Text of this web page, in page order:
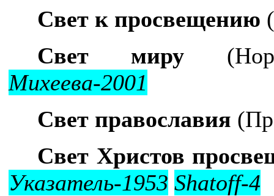
Свет к просвещению
Свет миру
Михеева-2001
Свет православия
Свет Христов
Указатель-1953 Shatoff-4